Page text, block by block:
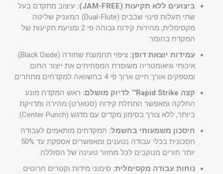
ביצועים ללא תקיעות (JAM-FREE):
עיצוב מתקדם בעל
שתי תעלות פינוי שבבים (Dual-Flute) המעניק שליטה
מקסימלית, מהירות קידוח גבוהה פי 2 ומניעת תקיעות של
המקדח בחומר.
עמידות יוצאת דופן:
ציפוי תחמוצת שחורה (Black Oxide)
איכותי וגיאומטריה משופרת המפחיתים את ייצור החום
ומספקים אורך חיים ארוך פי 4 בהשוואה למקדחים מתחרים.
קצה Rapid Strike™ לדיוק מושלם:
ראש המקדח מונע
החלקה ומאפשר התחלת קידוח (סטארט) מהירה ומדויקת
ביותר, ללא צורך בסימון מקדים עם מדגש (Center Punch).
חיסכון משמעותי בחשמל: המקדחים מותאמים לעבודה
חסכונית בכלי עבודה נטענים ומאפשרים אספקת עד 50%
יותר חורים מנוקבים לכל מחזור טעינה של הסוללה.
נוחות עבודה מקסימלית: סימוני מידות וקטרים חרוטים